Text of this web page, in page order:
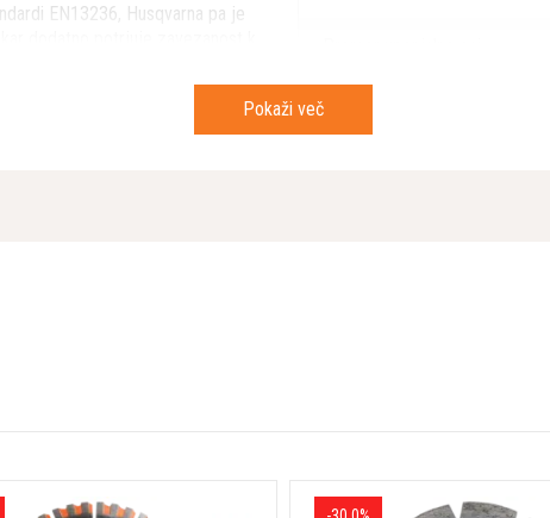
EN13236, Husqvarna pa je
s standardom kakovosti ISO
učinkovitost.
Premer mm
Pokaži več